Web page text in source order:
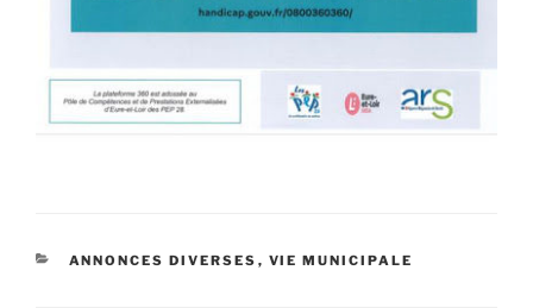
ANNONCES DIVERSES , VIE MUNICIPALE